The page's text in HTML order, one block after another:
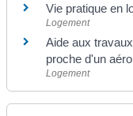
Vie pratique en
Logement
Aide aux
proche d'un
Logement